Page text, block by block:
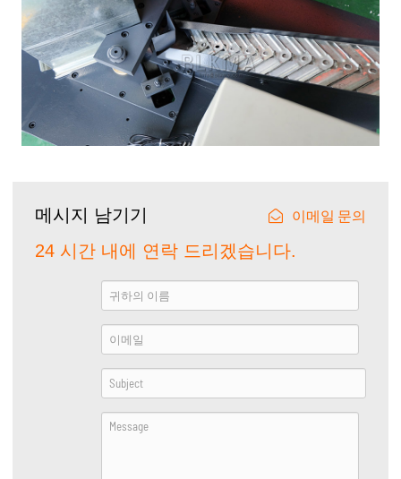
메시지 남기기 이메일 문의
24 시간 내에 연락 드리겠습니다.